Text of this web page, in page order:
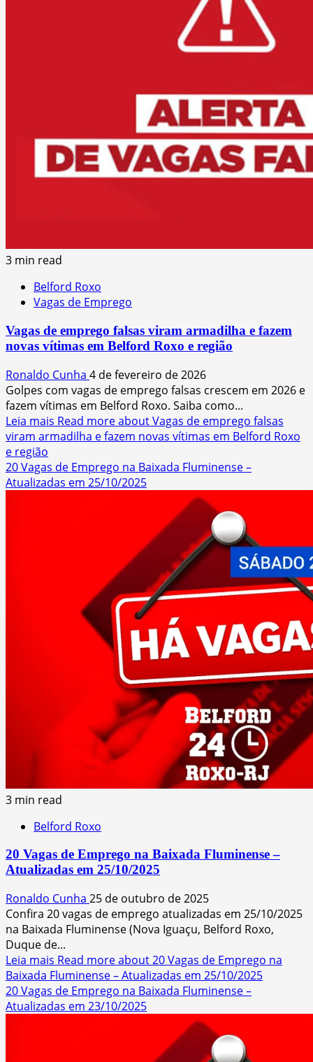
3 min read
Belford Roxo
Vagas de Emprego
Vagas de emprego falsas viram armadilha e fazem
novas vítimas em Belford Roxo e região
Ronaldo Cunha 4 de fevereiro de 2026
Golpes com vagas de emprego falsas crescem em 2026 e
fazem vítimas em Belford Roxo. Saiba como...
Leia mais Read more about Vagas de emprego falsas
viram armadilha e fazem novas vítimas em Belford Roxo
e região
20 Vagas de Emprego na Baixada Fluminense –
Atualizadas em 25/10/2025
3 min read
Belford Roxo
20 Vagas de Emprego na Baixada Fluminense –
Atualizadas em 25/10/2025
Ronaldo Cunha 25 de outubro de 2025
Confira 20 vagas de emprego atualizadas em 25/10/2025
na Baixada Fluminense (Nova Iguaçu, Belford Roxo,
Duque de...
Leia mais Read more about 20 Vagas de Emprego na
Baixada Fluminense – Atualizadas em 25/10/2025
20 Vagas de Emprego na Baixada Fluminense –
Atualizadas em 23/10/2025